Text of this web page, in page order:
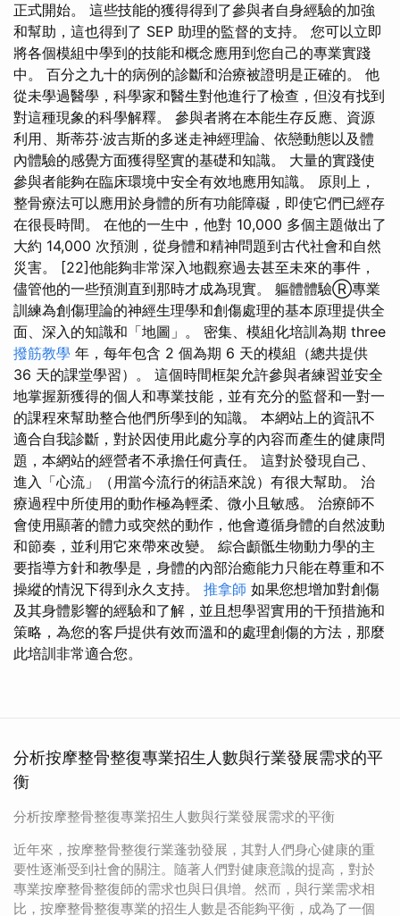
正式開始。 這些技能的獲得得到了參與者自身經驗的加強
和幫助，這也得到了 SEP 助理的監督的支持。 您可以立即
將各個模組中學到的技能和概念應用到您自己的專業實踐
中。 百分之九十的病例的診斷和治療被證明是正確的。 他
從未學過醫學，科學家和醫生對他進行了檢查，但沒有找到
對這種現象的科學解釋。 參與者將在本能生存反應、資源
利用、斯蒂芬·波吉斯的多迷走神經理論、依戀動態以及體
內體驗的感覺方面獲得堅實的基礎和知識。 大量的實踐使
參與者能夠在臨床環境中安全有效地應用知識。 原則上，
整骨療法可以應用於身體的所有功能障礙，即使它們已經存
在很長時間。 在他的一生中，他對 10,000 多個主題做出了
大約 14,000 次預測，從身體和精神問題到古代社會和自然
災害。 [22]他能夠非常深入地觀察過去甚至未來的事件，
儘管他的一些預測直到那時才成為現實。 軀體體驗Ⓡ專業
訓練為創傷理論的神經生理學和創傷處理的基本原理提供全
面、深入的知識和「地圖」。 密集、模組化培訓為期 three
撥筋教學 年，每年包含 2 個為期 6 天的模組（總共提供
36 天的課堂學習）。 這個時間框架允許參與者練習並安全
地掌握新獲得的個人和專業技能，並有充分的監督和一對一
的課程來幫助整合他們所學到的知識。 本網站上的資訊不
適合自我診斷，對於因使用此處分享的內容而產生的健康問
題，本網站的經營者不承擔任何責任。 這對於發現自己、
進入「心流」（用當今流行的術語來說）有很大幫助。 治
療過程中所使用的動作極為輕柔、微小且敏感。 治療師不
會使用顯著的體力或突然的動作，他會遵循身體的自然波動
和節奏，並利用它來帶來改變。 綜合顱骶生物動力學的主
要指導方針和教學是，身體的內部治癒能力只能在尊重和不
操縱的情況下得到永久支持。 推拿師 如果您想增加對創傷
及其身體影響的經驗和了解，並且想學習實用的干預措施和
策略，為您的客戶提供有效而溫和的處理創傷的方法，那麼
此培訓非常適合您。
分析按摩整骨整復專業招生人數與行業發展需求的平
衡
分析按摩整骨整復專業招生人數與行業發展需求的平衡
近年來，按摩整骨整復行業蓬勃發展，其對人們身心健康的重
要性逐漸受到社會的關注。隨著人們對健康意識的提高，對於
專業按摩整骨整復師的需求也與日俱增。然而，與行業需求相
比，按摩整骨整復專業的招生人數是否能夠平衡，成為了一個